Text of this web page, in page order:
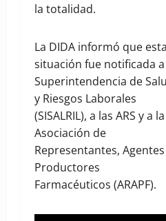
la totalidad.
La DIDA informó que esta
situación fue notificada a
Superintendencia de
y Riesgos Laborales
(SISALRIL), a las ARS y a la
Asociación de
Representantes,
Productores
Farmacéuticos (ARAPF).